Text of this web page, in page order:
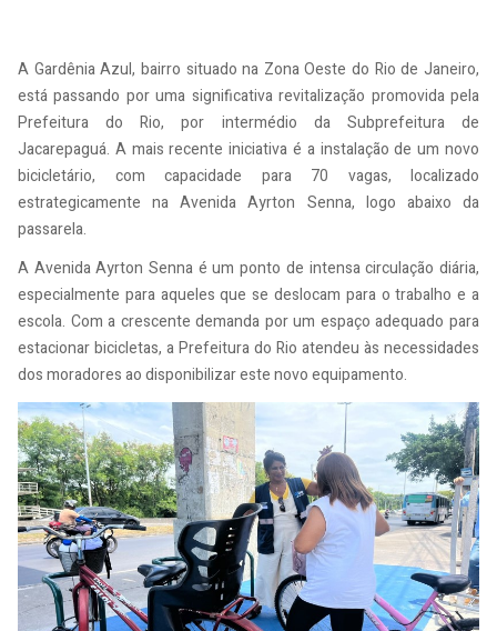
A Gardênia Azul, bairro situado na Zona Oeste do Rio de Janeiro,
está passando por uma significativa revitalização promovida pela
Prefeitura do Rio, por intermédio da Subprefeitura de
Jacarepaguá. A mais recente iniciativa é a instalação de um novo
bicicletário, com capacidade para 70 vagas, localizado
estrategicamente na Avenida Ayrton Senna, logo abaixo da
passarela.
A Avenida Ayrton Senna é um ponto de intensa circulação diária,
especialmente para aqueles que se deslocam para o trabalho e a
escola. Com a crescente demanda por um espaço adequado para
estacionar bicicletas, a Prefeitura do Rio atendeu às necessidades
dos moradores ao disponibilizar este novo equipamento.